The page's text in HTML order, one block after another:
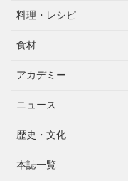
料理・レシピ
食材
アカデミー
ニュース
歴史・文化
本誌一覧